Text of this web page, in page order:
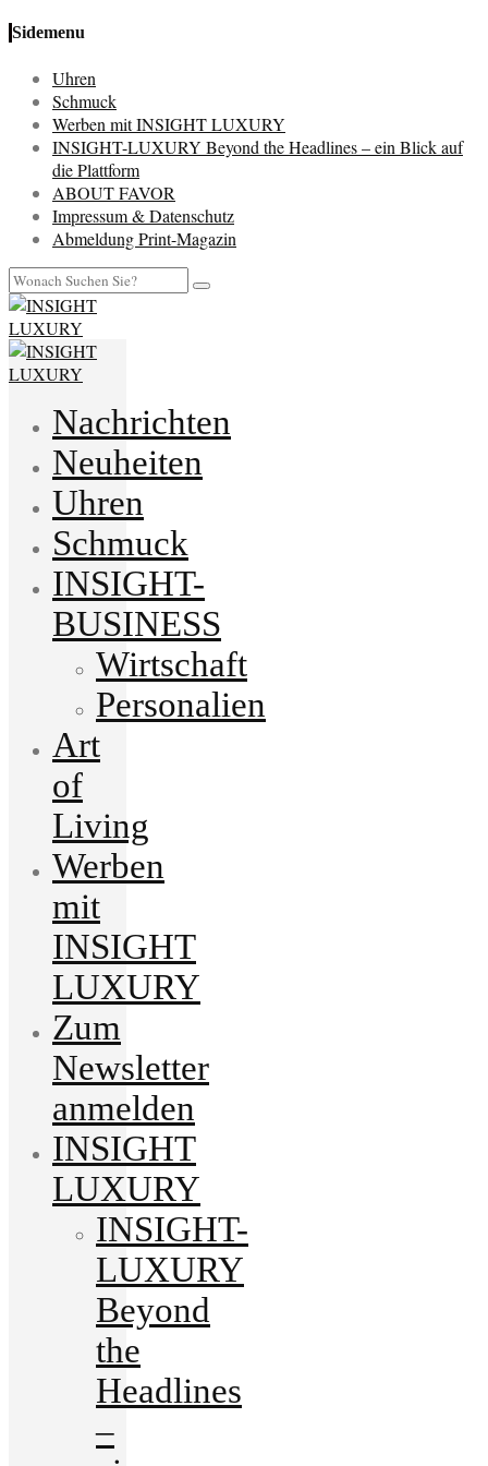
Sidemenu
Uhren
Schmuck
Werben mit INSIGHT LUXURY
INSIGHT-LUXURY Beyond the Headlines – ein Blick auf
die Plattform
ABOUT FAVOR
Impressum & Datenschutz
Abmeldung Print-Magazin
Nachrichten
Neuheiten
Uhren
Schmuck
INSIGHT-
BUSINESS
Wirtschaft
Personalien
Art
of
Living
Werben
mit
INSIGHT
LUXURY
Zum
Newsletter
anmelden
INSIGHT
LUXURY
INSIGHT-
LUXURY
Beyond
the
Headlines
–